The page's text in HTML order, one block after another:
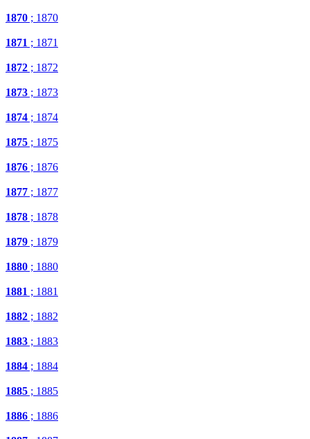
1870 ; 1870
1871 ; 1871
1872 ; 1872
1873 ; 1873
1874 ; 1874
1875 ; 1875
1876 ; 1876
1877 ; 1877
1878 ; 1878
1879 ; 1879
1880 ; 1880
1881 ; 1881
1882 ; 1882
1883 ; 1883
1884 ; 1884
1885 ; 1885
1886 ; 1886